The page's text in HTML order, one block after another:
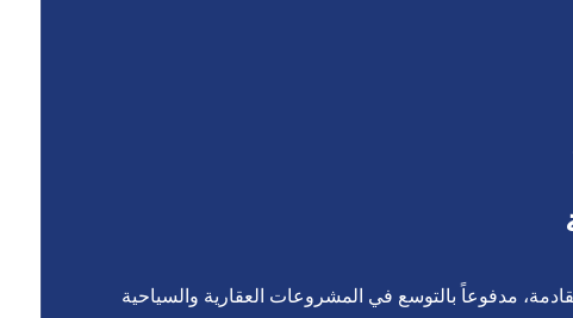
مدفوعاً بالتوسع في المشروعات العقارية والسياحية